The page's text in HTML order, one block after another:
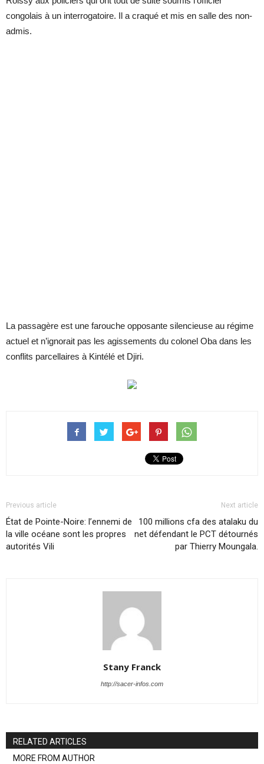
congolais à un interrogatoire. Il a craqué et mis en salle des non-
admis.
La passagère est une farouche opposante silencieuse au régime
actuel et n’ignorait pas les agissements du colonel Oba dans les
conflits parcellaires à Kintélé et Djiri.
Previous article
État de Pointe-Noire: l’ennemi de
la ville océane sont les propres
autorités Vili
Next article
100 millions cfa des atalaku du
net défendant le PCT détournés
par Thierry Moungala.
Stany Franck
http://sacer-infos.com
RELATED ARTICLES
MORE FROM AUTHOR